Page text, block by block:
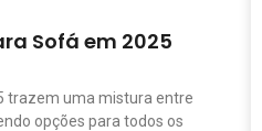
Sofá em 2025
trazem uma mistura entre
opções para todos os